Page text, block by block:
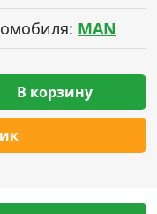
MAN
В корзину